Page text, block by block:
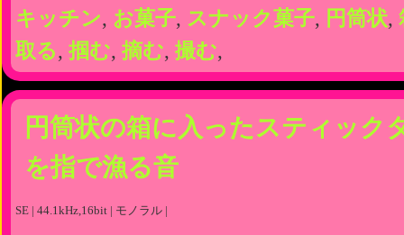
キッチン, お菓子, スナック菓子, 円筒状,
取る, 掴む, 摘む, 撮む,
円筒状の箱に入ったスティック
を指で漁る音
SE | 44.1kHz,16bit | モノラル |